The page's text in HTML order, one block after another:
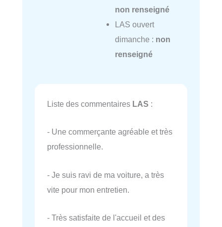
non renseigné
LAS ouvert
dimanche : non
renseigné
Liste des commentaires LAS :
- Une commerçante agréable et très
professionnelle.
- Je suis ravi de ma voiture, a très
vite pour mon entretien.
- Très satisfaite de l'accueil et des